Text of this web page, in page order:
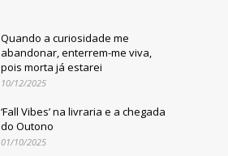
Quando a curiosidade me
abandonar, enterrem-me viva,
pois morta já estarei
10/12/2025
‘Fall Vibes’ na livraria e a chegada
do Outono
01/10/2025